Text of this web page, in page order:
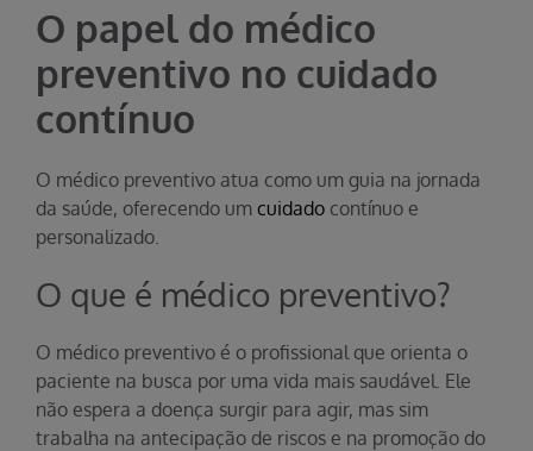
O papel do médico
preventivo no cuidado
contínuo
O médico preventivo atua como um guia na jornada
da saúde, oferecendo um cuidado contínuo e
personalizado.
O que é médico preventivo?
O médico preventivo é o profissional que orienta o
paciente na busca por uma vida mais saudável. Ele
não espera a doença surgir para agir, mas sim
trabalha na antecipação de riscos e na promoção do